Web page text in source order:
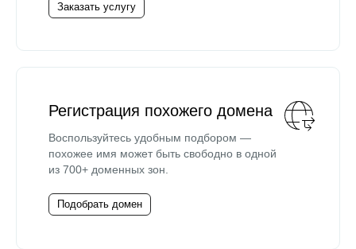
Заказать услугу
Регистрация похожего домена
Воспользуйтесь удобным подбором —
похожее имя может быть свободно в одной
из 700+ доменных зон.
Подобрать домен